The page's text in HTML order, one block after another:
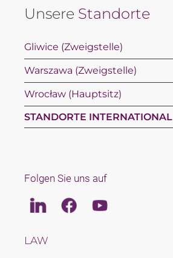
Unsere Standorte
Gliwice (Zweigstelle)
Warszawa (Zweigstelle)
Wrocław (Hauptsitz)
STANDORTE INTERNATIONAL
Folgen Sie uns auf
LinkedinFacebookYoutube
LAW